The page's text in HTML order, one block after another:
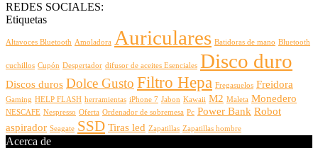
REDES SOCIALES:
Etiquetas
Altavoces Bluetooth Amoladora Auriculares Batidoras de mano Bluetooth
cuchillos Cupón Despertador difusor de aceites Esenciales Disco duro
Discos duros Dolce Gusto Filtro Hepa Fregasuelos Freidora
Gaming HELP FLASH herramientas iPhone 7 Jabon Kawaii M2 Maleta Monedero
NESCAFE Nespresso Oferta Ordenador de sobremesa Pc Power Bank Robot
aspirador Seagate SSD Tiras led Zapatillas Zapatillas hombre
Acerca de